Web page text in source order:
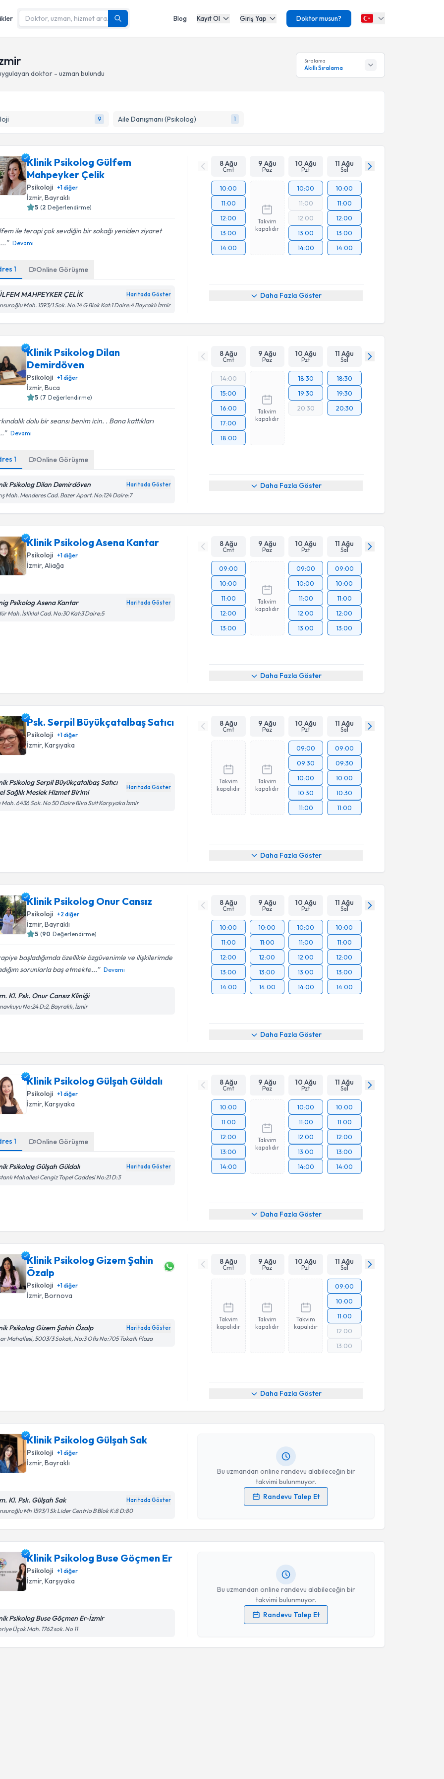
Blog Kayıt Ol Giriş Yap Doktor musun?
doktor - uzman bulundu
Sıralama
Akıllı Sıralama
9 Aile Danışmanı (Psikolog) 1
Klinik Psikolog Gülfem
Mahpeyker Çelik
Psikoloji +1diğer
İzmir, Bayraklı
5 (2 Değerlendirme)
ile terapi çok sevdiğin bir sokağı yeniden ziyaret
Devamı
1 Online Görüşme
MAHPEYKER ÇELİK Haritada Göster
Mah. 1593/1 Sok. No:14 G Blok Kat:1 Daire:4 Bayraklı İzmir
8 Ağu
Cmt
9 Ağu
Paz
10 Ağu
Pzt
11 Ağu
Sal
10:00
11:00
12:00
13:00
14:00
Takvim
kapalıdır
10:00
11:00
12:00
13:00
14:00
10:00
11:00
12:00
13:00
14:00
Daha Fazla Göster
Klinik Psikolog Dilan
Demirdöven
Psikoloji +1diğer
İzmir, Buca
5 (7 Değerlendirme)
dolu bir seansı benim icin. . Bana kattıkları
Devamı
1 Online Görüşme
Psikolog Dilan Demirdöven Haritada Göster
Mah. Menderes Cad. Bazer Apart. No:124 Daire:7
8 Ağu
Cmt
9 Ağu
Paz
10 Ağu
Pzt
11 Ağu
Sal
14:00
15:00
16:00
17:00
18:00
Takvim
kapalıdır
18:30
19:30
20:30
18:30
19:30
20:30
Daha Fazla Göster
Klinik Psikolog Asena Kantar
Psikoloji +1diğer
İzmir, Aliağa
Psikolog Asena Kantar Haritada Göster
Mah. İstiklal Cad. No:30 Kat:3 Daire:5
8 Ağu
Cmt
9 Ağu
Paz
10 Ağu
Pzt
11 Ağu
Sal
09:00
10:00
11:00
12:00
13:00
Takvim
kapalıdır
09:00
10:00
11:00
12:00
13:00
09:00
10:00
11:00
12:00
13:00
Daha Fazla Göster
Psk. Serpil Büyükçatalbaş Satıcı
Psikoloji +1diğer
İzmir, Karşıyaka
Psikolog Serpil Büyükçatalbaş Satıcı
Sağlık Meslek Hizmet Birimi
Haritada Göster
Mah. 6436 Sok. No 50 Daire Biva Suit Karşıyaka İzmir
8 Ağu
Cmt
9 Ağu
Paz
10 Ağu
Pzt
11 Ağu
Sal
Takvim
kapalıdır
Takvim
kapalıdır
09:00
09:30
10:00
10:30
11:00
09:00
09:30
10:00
10:30
11:00
Daha Fazla Göster
Klinik Psikolog Onur Cansız
Psikoloji +2 diğer
İzmir, Bayraklı
5 (90 Değerlendirme)
başladığımda özellikle özgüvenimle ve ilişkilerimde
sorunlarla baş etmekte...
Devamı
Kl. Psk. Onur Cansız Kliniği
No:24 D:2, Bayraklı, İzmir
8 Ağu
Cmt
9 Ağu
Paz
10 Ağu
Pzt
11 Ağu
Sal
10:00
11:00
12:00
13:00
14:00
10:00
11:00
12:00
13:00
14:00
10:00
11:00
12:00
13:00
14:00
10:00
11:00
12:00
13:00
14:00
Daha Fazla Göster
Klinik Psikolog Gülşah Güldalı
Psikoloji +1diğer
İzmir, Karşıyaka
1 Online Görüşme
Psikolog Gülşah Güldalı Haritada Göster
Mahallesi Cengiz Topel Caddesi No:21 D:3
8 Ağu
Cmt
9 Ağu
Paz
10 Ağu
Pzt
11 Ağu
Sal
10:00
11:00
12:00
13:00
14:00
Takvim
kapalıdır
10:00
11:00
12:00
13:00
14:00
10:00
11:00
12:00
13:00
14:00
Daha Fazla Göster
Klinik Psikolog Gizem Şahin
Özalp
Psikoloji +1diğer
İzmir, Bornova
Psikolog Gizem Şahin Özalp Haritada Göster
Mahallesi, 5003/3 Sokak, No:3 Ofis No:705 Tokatlı Plaza
8 Ağu
Cmt
9 Ağu
Paz
10 Ağu
Pzt
11 Ağu
Sal
Takvim
kapalıdır
Takvim
kapalıdır
Takvim
kapalıdır
09:00
10:00
11:00
12:00
13:00
Daha Fazla Göster
Klinik Psikolog Gülşah Sak
Psikoloji +1diğer
İzmir, Bayraklı
Kl. Psk. Gülşah Sak Haritada Göster
Mh 1593/1 Sk Lider Centrio B Blok K:8 D:80
Bu uzmandan online randevu alabileceğin bir
takvimi bulunmuyor.
Randevu Talep Et
Randevu Takvimi Talebi
Kişisel verilerimin işlenmesine ilişkinAydınlatma Metni
Klinik Psikolog Buse Göçmen Er
Psikoloji +1diğer
İzmir, Karşıyaka
Psikolog Buse Göçmen Er-İzmir
Üçok Mah. 1762 sok. No 11
Bu uzmandan online randevu alabileceğin bir
takvimi bulunmuyor.
Randevu Talep Et
Randevu Takvimi Talebi
Kişisel verilerimin işlenmesine ilişkinAydınlatma Metni